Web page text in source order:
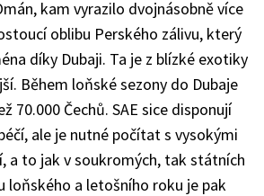
kam vyrazilo dvojnásobně více
oblibu Perského zálivu, který
díky Dubaji. Ta je z blízké exotiky
Během loňské sezony do Dubaje
70.000 Čechů. SAE sice disponují
ale je nutné počítat s vysokými
a to jak v soukromých, tak státních
loňského a letošního roku je pak